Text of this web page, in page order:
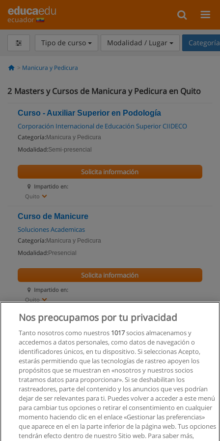
ecuador
Tipo de curso Modalidad / Lugar
Manicura y Pedicura
2 Masters y Cursos de Manicura y Pedicura en Quito
Curso - Auxiliar Superior en Podología
Corporación Internacional de Educación Superior CIIDECO
Categoría: Manicura y Pedicura
Modalidad:Semi-presencial
Impartido en:
Quito
Solicita información
Curso de Manicure
Soluciones Academicas
Categoría: Manicura y Pedicura
Modalidad: Presencial
Impartido en:
Quito
Solicita información
Nos preocupamos por tu privacidad
Tanto nosotros como nuestros 1017socios almacenamos y
accedemos a datos personales, como datos de navegación o
identificadores únicos, en tu dispositivo. Si seleccionas Acepto,
estarás permitiendo que las tecnologías de rastreo apoyen los
propósitos que se muestran en «nosotros y nuestros socios
tratamos datos para proporcionar». Si se deshabilitan los
rastreadores, parte del contenido y los anuncios que ves podrían
dejar de ser relevantes para ti. Puedes volver a acceder a este menú
para cambiar tus opciones o retirar el consentimiento en cualquier
momento haciendo clic en el enlace «Gestionar las preferencias»
que aparece en el en la parte inferior de la página web. Tus opciones
tendrán efecto dentro de nuestro Sitio web. Para saber más,